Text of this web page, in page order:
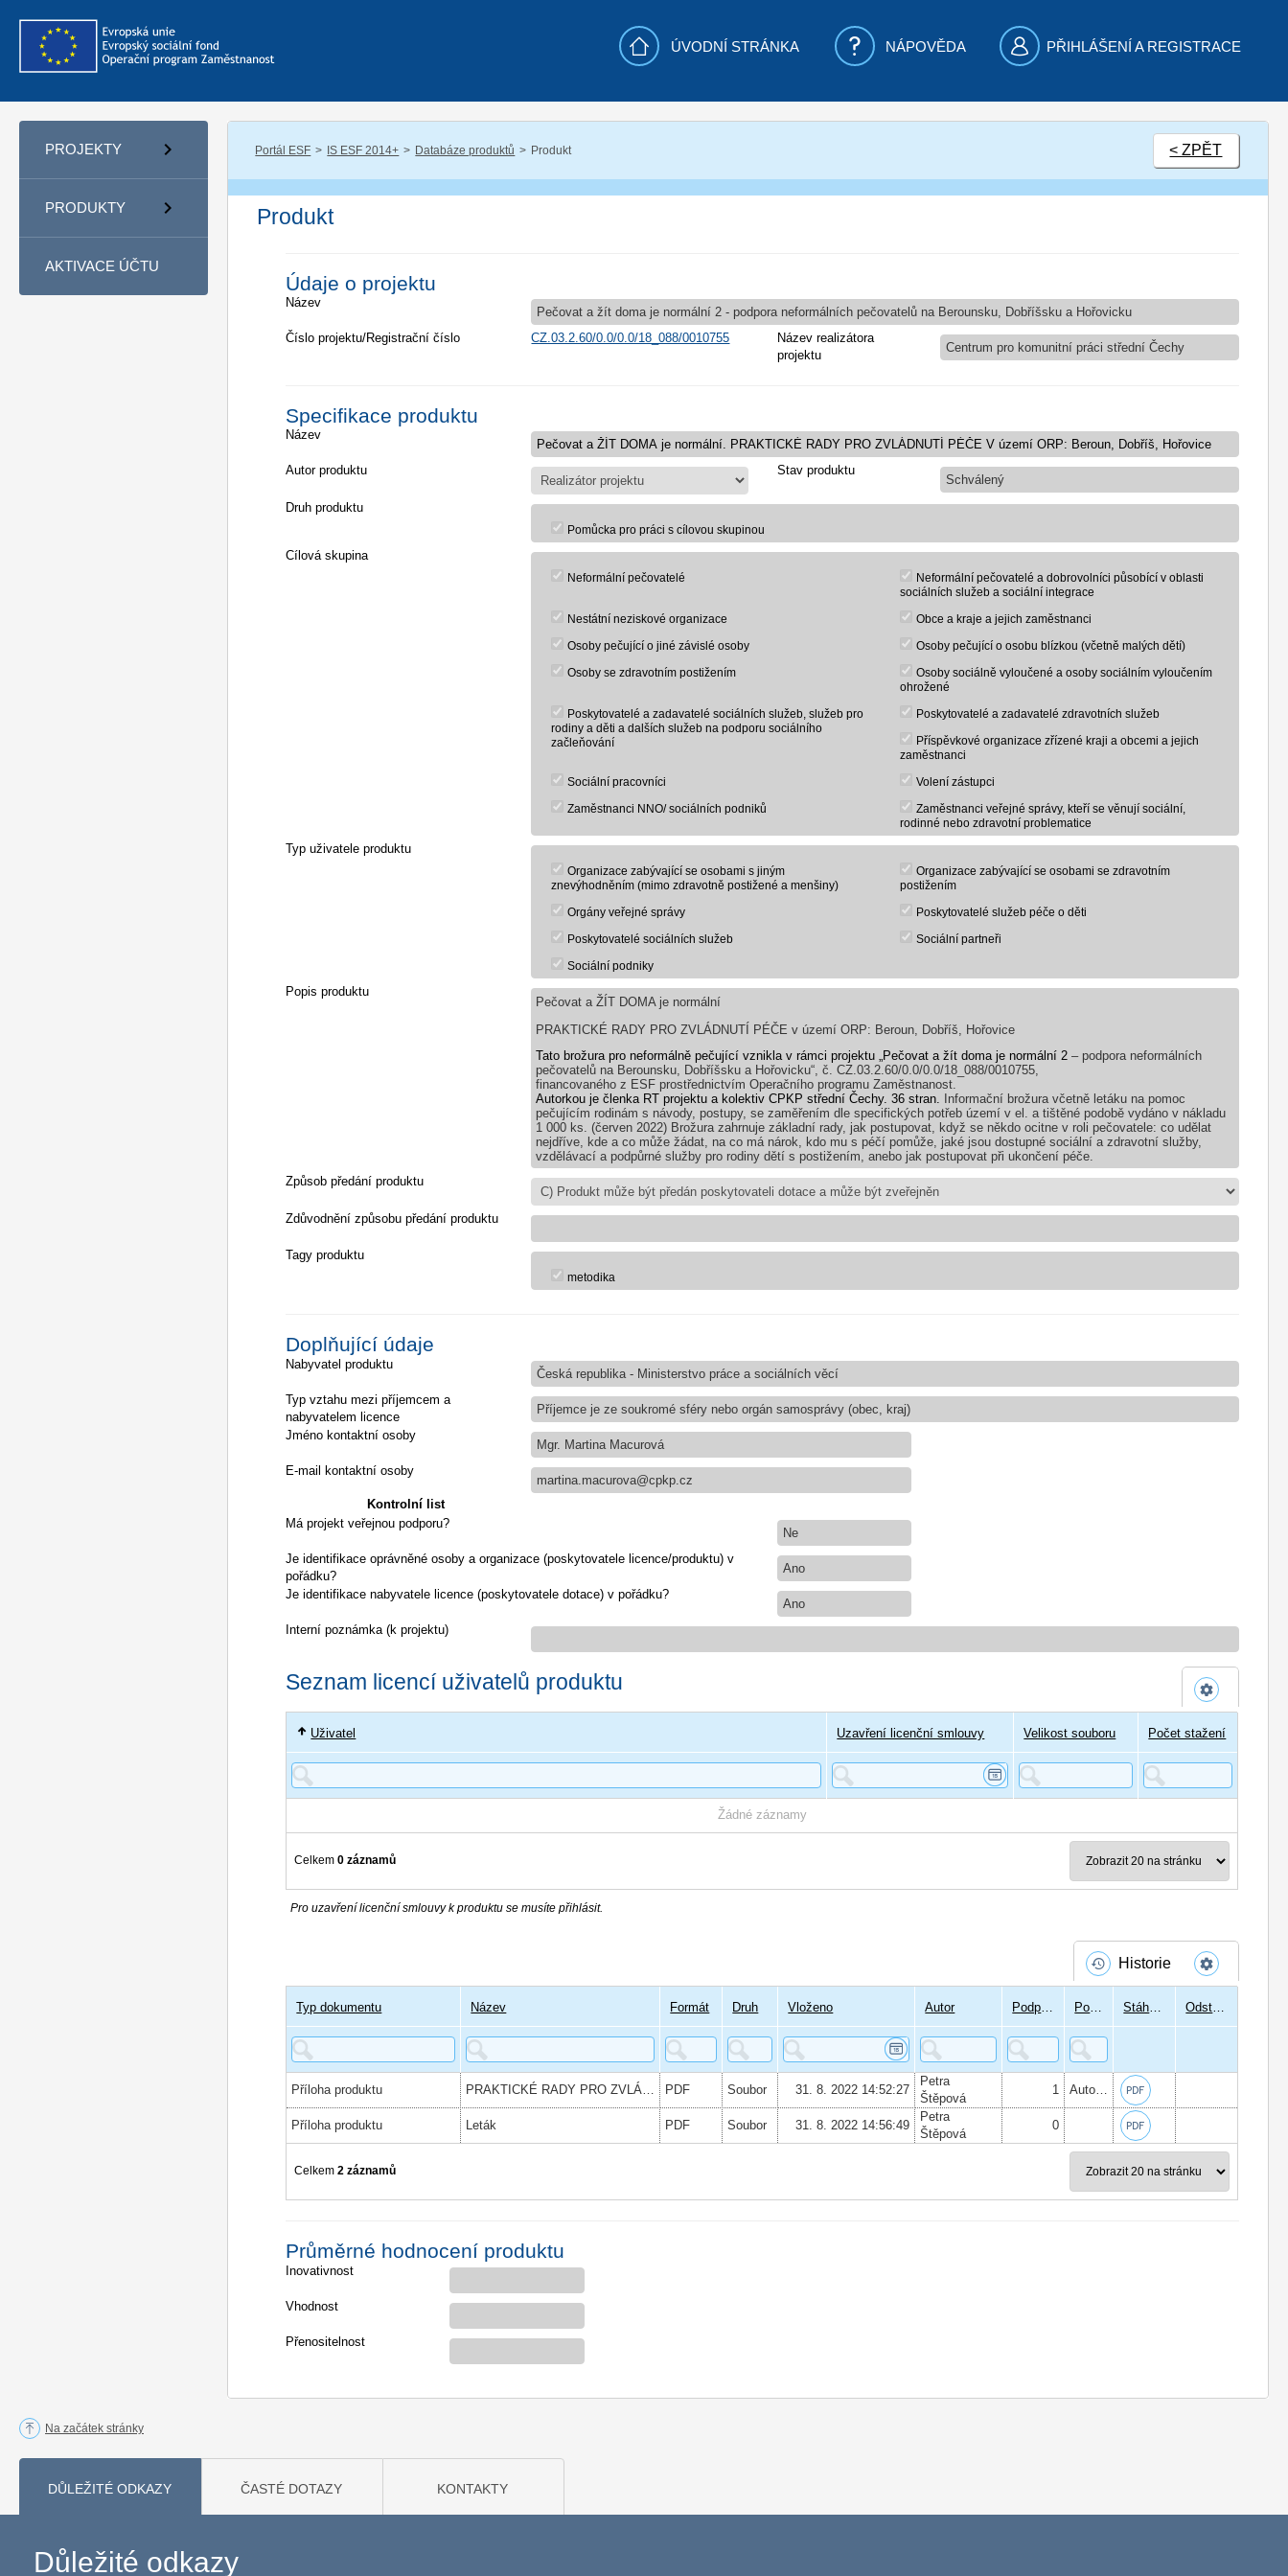
ÚVODNÍ STRÁNKA NÁPOVĚDA PŘIHLÁŠENÍ A REGISTRACE
PROJEKTY
PRODUKTY
AKTIVACE ÚČTU
Portál ESF IS ESF 2014+ Databáze produktů Produkt < ZPĚT
Produkt
Údaje o projektu
Název
Pečovat a žít doma je normální 2 - podpora neformálních pečovatelů na Berounsku, Dobříšsku a Hořovicku
Číslo projektu/Registrační číslo
CZ.03.2.60/0.0/0.0/18_088/0010755
Název realizátora
projektu
Centrum pro komunitní práci střední Čechy
Specifikace produktu
Název
Autor produktu Stav produktu
Schválený
Druh produktu
Pomůcka pro práci s cílovou skupinou
Cílová skupina
Neformální pečovatelé
Neformální pečovatelé a dobrovolníci působící v oblasti
sociálních služeb a sociální integrace
Nestátní neziskové organizace
Obce a kraje a jejich zaměstnanci
Osoby pečující o jiné závislé osoby
Osoby pečující o osobu blízkou (včetně malých dětí)
Osoby se zdravotním postižením
Osoby sociálně vyloučené a osoby sociálním vyloučením
ohrožené
Poskytovatelé a zadavatelé sociálních služeb, služeb pro
rodiny a děti a dalších služeb na podporu sociálního
začleňování
Poskytovatelé a zadavatelé zdravotních služeb
Příspěvkové organizace zřízené kraji a obcemi a jejich
zaměstnanci
Sociální pracovníci
Volení zástupci
Zaměstnanci NNO/ sociálních podniků
Zaměstnanci veřejné správy, kteří se věnují sociální,
rodinné nebo zdravotní problematice
Typ uživatele produktu
Organizace zabývající se osobami s jiným
znevýhodněním (mimo zdravotně postižené a menšiny)
Organizace zabývající se osobami se zdravotním
postižením
Orgány veřejné správy
Poskytovatelé služeb péče o děti
Poskytovatelé sociálních služeb
Sociální partneři
Sociální podniky
Popis produktu
Pečovat a ŽÍT DOMA je normální
PRAKTICKÉ RADY PRO ZVLÁDNUTÍ PÉČE v území ORP: Beroun, Dobříš, Hořovice
Tato brožura pro neformálně pečující vznikla v rámci projektu „Pečovat a žít doma je normální 2– podpora neformálních
pečovatelů na Berounsku, Dobříšsku a Hořovicku“,č. CZ.03.2.60/0.0/0.0/18_088/0010755,
financovaného z ESF prostřednictvím Operačního programu Zaměstnanost.
Autorkou je členka RT projektu a kolektiv CPKP střední Čechy. 36 stran. Informační brožura včetně letáku na pomoc
pečujícím rodinám s návody, postupy, se zaměřením dle specifických potřeb území v el. a tištěné podobě vydáno v nákladu
1 000 ks. (červen 2022) Brožura zahrnuje základní rady, jak postupovat, když se někdo ocitne v roli pečovatele: co udělat
nejdříve, kde a co může žádat, na co má nárok, kdo mu s péčí pomůže, jaké jsou dostupné sociální a zdravotní služby,
vzdělávací a podpůrné služby pro rodiny dětí s postižením, anebo jak postupovat při ukončení péče.
Způsob předání produktu
Zdůvodnění způsobu předání produktu
Tagy produktu
metodika
Doplňující údaje
Nabyvatel produktu
Česká republika - Ministerstvo práce a sociálních věcí
Typ vztahu mezi příjemcem a
nabyvatelem licence
Příjemce je ze soukromé sféry nebo orgán samosprávy (obec, kraj)
Jméno kontaktní osoby
Mgr. Martina Macurová
E-mail kontaktní osoby
martina.macurova@cpkp.cz
Kontrolní list
Má projekt veřejnou podporu?
Ne
Je identifikace oprávněné osoby a organizace (poskytovatele licence/produktu) v
pořádku?
Ano
Je identifikace nabyvatele licence (poskytovatele dotace) v pořádku?
Ano
Interní poznámka (k projektu)
Seznam licencí uživatelů produktu
Uživatel Uzavření licenční smlouvy Velikost souboru Počet stažení
Žádné záznamy
Celkem 0 záznamů
Pro uzavření licenční smlouvy k produktu se musíte přihlásit.
Historie
Typ dokumentu Název Formát Druh Vloženo Autor Podpisů Podepsal Stáhnout Odstranit
Příloha produktu PRAKTICKÉ RADY PRO ZVLÁDNUTÍ PÉČE v území ORP: Beroun, Dobříš, Hořovice PDF Soubor 31. 8. 2022 14:52:27
Petra
Štěpová
1 Autor: Mgr. Martina Macurová
Příloha produktu Leták PDF Soubor 31. 8. 2022 14:56:49
Petra
Štěpová
0
Celkem 2 záznamů
Průměrné hodnocení produktu
Inovativnost
Vhodnost
Přenositelnost
Na začátek stránky
DŮLEŽITÉ ODKAZY ČASTÉ DOTAZY KONTAKTY
Důležité odkazy